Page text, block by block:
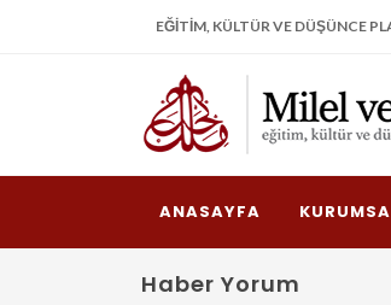
EĞITIM, KÜLTÜR VE DÜŞÜNCE
ANASAYFA
Haber Yorum